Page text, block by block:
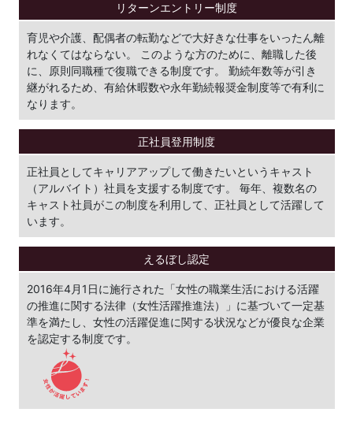
リターンエントリー制度
育児や介護、配偶者の転勤などで大好きな仕事をいったん離
れなくてはならない。 このような方のために、離職した後
に、原則同職種で復職できる制度です。 勤続年数等が引き
継がれるため、有給休暇数や永年勤続報奨金制度等で有利に
なります。
正社員登用制度
正社員としてキャリアアップして働きたいというキャスト
（アルバイト）社員を支援する制度です。 毎年、複数名の
キャスト社員がこの制度を利用して、正社員として活躍して
います。
えるぼし認定
2016年4月1日に施行された「女性の職業生活における活躍
の推進に関する法律（女性活躍推進法）」に基づいて一定基
準を満たし、女性の活躍促進に関する状況などが優良な企業
を認定する制度です。